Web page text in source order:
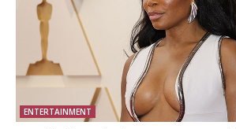
ENTERTAINMENT